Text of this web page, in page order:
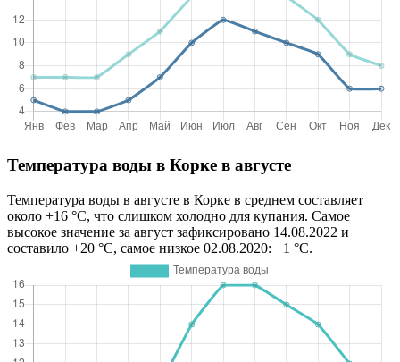
Температура воды в Корке в августе
Температура воды в августе в Корке в среднем составляет
около +16 °C, что слишком холодно для купания. Самое
высокое значение за август зафиксировано 14.08.2022 и
составило +20 °C, самое низкое 02.08.2020: +1 °C.